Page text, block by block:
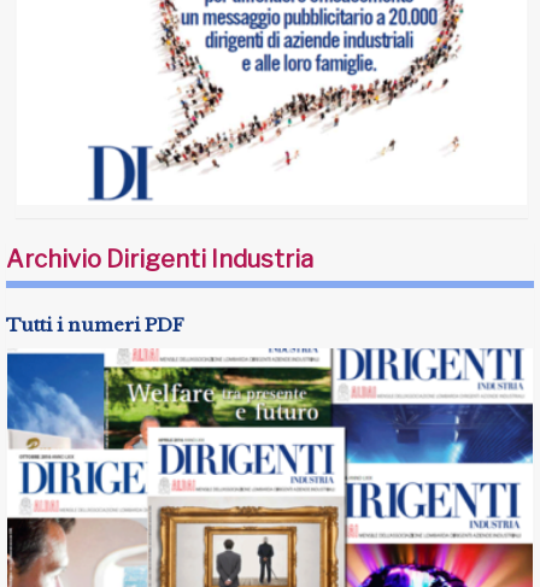
Archivio Dirigenti Industria
Tutti i numeri PDF